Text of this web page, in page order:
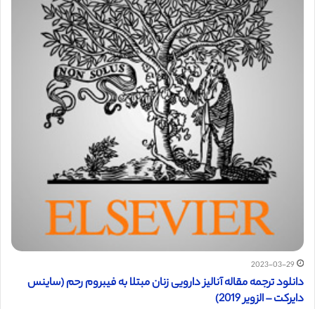
2023-03-29
دانلود ترجمه مقاله آنالیز دارویی زنان مبتلا به فیبروم رحم (ساینس
دایرکت – الزویر 2019)